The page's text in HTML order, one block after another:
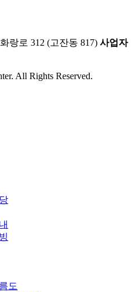
랑로 312 (고잔동 817) 사업자
All Rights Reserved.
도